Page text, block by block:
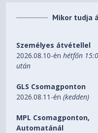
Mikor tudja
Személyes átvétellel
2026.08.10-énhétfőn
után
GLS Csomagponton
2026.08.11-én(kedden)
MPL Csomagponton,
Automatánál